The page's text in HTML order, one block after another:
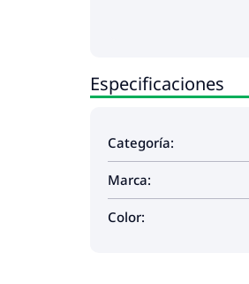
Especificaciones
Categoría:
Marca:
Color: